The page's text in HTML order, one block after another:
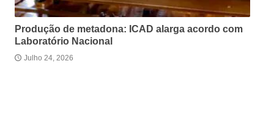
Produção de metadona: ICAD alarga acordo com
Laboratório Nacional
Julho 24, 2026